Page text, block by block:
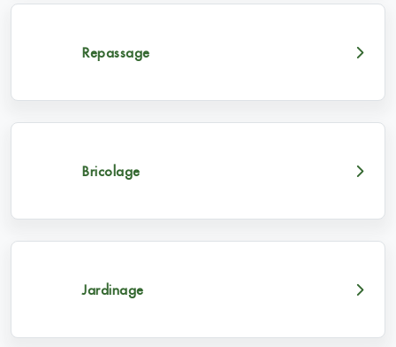
Repassage
Bricolage
Jardinage